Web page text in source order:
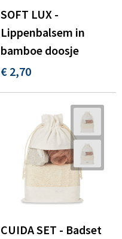
SOFT LUX -
Lippenbalsem in
bamboe doosje
€ 2,70
CUIDA SET - Badset